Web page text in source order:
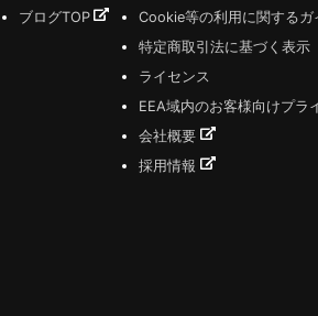
ブログTOP
Cookie等の利用に関するガ
特定商取引法に基づく表示
ライセンス
EEA域内のお客様向けプラ
会社概要
採用情報